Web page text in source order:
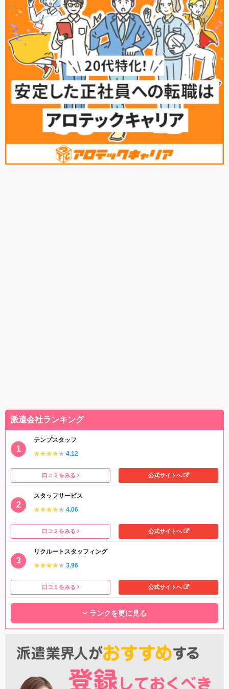
派遣会社ランキング
テンプスタッフ
★★★★★
★★★★★ 4.12
口コミをみる 公式サイトへ
スタッフサービス
★★★★★
★★★★★ 4.06
口コミをみる 公式サイトへ
リクルートスタッフィング
★★★★★
★★★★★ 3.96
口コミをみる 公式サイトへ
ランクを更に見る